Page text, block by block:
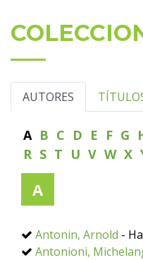
AUTORES
A B C D E F G
R S T U V W X
A
Antonin, Arnold -
Antonioni,